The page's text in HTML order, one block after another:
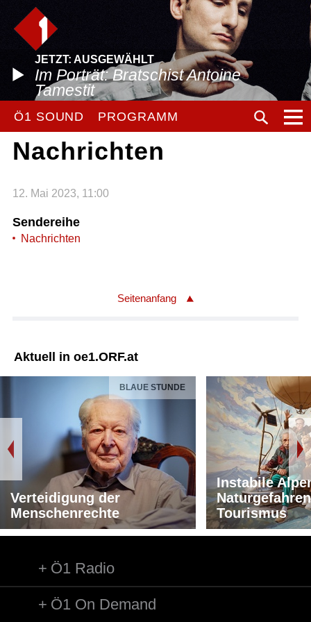
JETZT: AUSGEWÄHLT
Im Porträt: Bratschist Antoine
Tamestit
Ö1 SOUND PROGRAMM
Nachrichten
12. Mai 2023, 11:00
Sendereihe
Nachrichten
Seitenanfang
Aktuell in oe1.ORF.at
BLAUE STUNDE
Verteidigung der
Menschenrechte
Instabile
Tourismus
Ö1 Radio
Ö1 On Demand